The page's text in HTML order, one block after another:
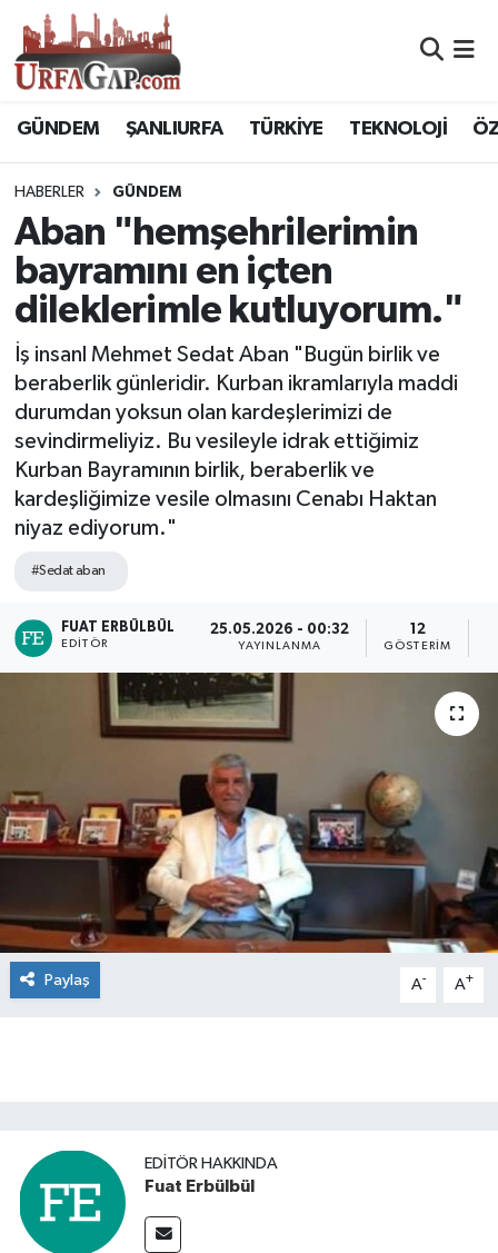
GÜNDEM ŞANLIURFA TÜRKİYE TEKNOLOJİ
HABERLER GÜNDEM
Aban "hemşehrilerimin
bayramını en içten
dileklerimle kutluyorum."
İş insanl Mehmet Sedat Aban "Bugün birlik ve
beraberlik günleridir. Kurban ikramlarıyla maddi
durumdan yoksun olan kardeşlerimizi de
sevindirmeliyiz. Bu vesileyle idrak ettiğimiz
Kurban Bayramının birlik, beraberlik ve
kardeşliğimize vesile olmasını Cenabı Haktan
niyaz ediyorum."
#Sedat aban
FUAT ERBÜLBÜL
EDITÖR
25.05.2026 - 00:32
YAYINLANMA
12
GÖSTERIM
Paylaş A- A+
EDITÖR HAKKINDA
Fuat Erbülbül
Nöbetçi Eczaneler
Hava Durumu
Namaz Vakitleri
Süper Lig Puan Durumu ve Fikstür
Tüm Manşetler
Son Dakika Haberleri
Haber Arşivi